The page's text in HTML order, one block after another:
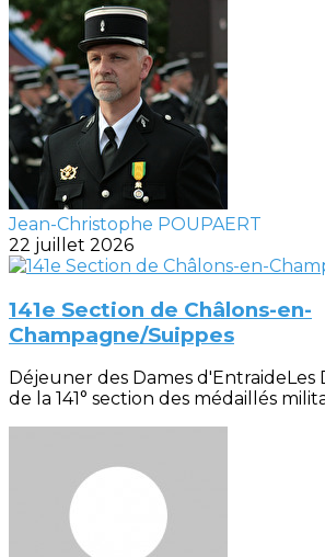
Jean-Christophe POUPAERT
22 juillet 2026
141e Section de Châlons-en-
Champagne/Suippes
Déjeuner des Dames d'EntraideLes
de la 141° section des médaillés